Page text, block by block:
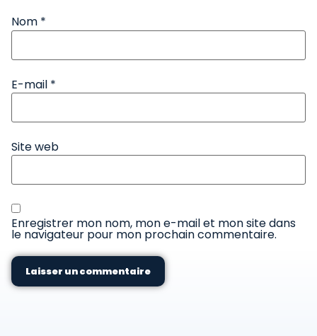
Nom *
E-mail *
Site web
Enregistrer mon nom, mon e-mail et mon site dans
le navigateur pour mon prochain commentaire.